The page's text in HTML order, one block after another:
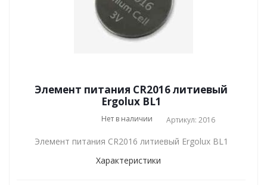
Элемент питания CR2016 литиевый
Ergolux BL1
Нет в наличии Артикул: 2016
Элемент питания CR2016 литиевый Ergolux BL1
Характеристики